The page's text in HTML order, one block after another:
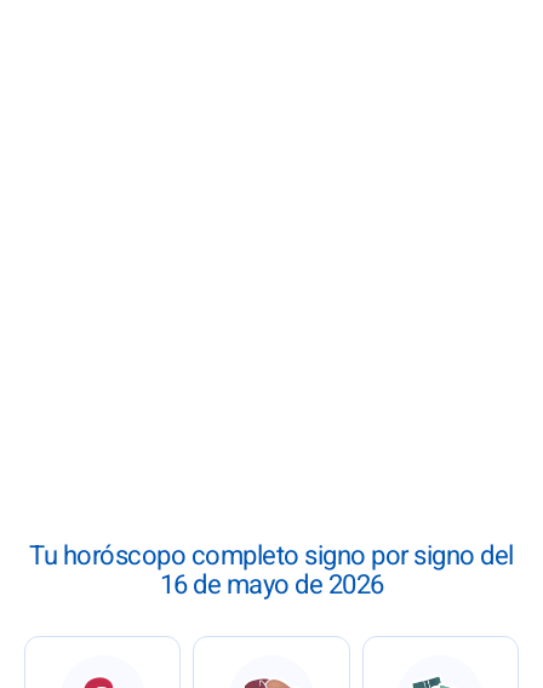
Tu horóscopo completo signo por signo del
16 de mayo de 2026
: Horóscopo del 16 de mayo de 2026
: Horóscopo del 16 de
: